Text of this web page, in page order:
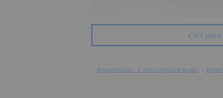
Click
> BurgosNoticias - El diario digital de Burgos >